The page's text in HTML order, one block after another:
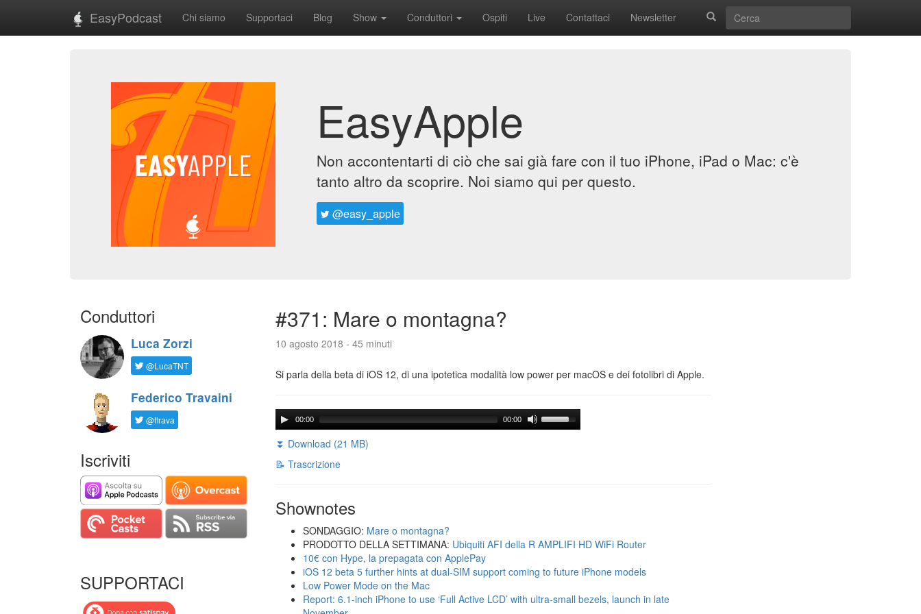
EasyPodcast Chi siamo Supportaci Blog Show Conduttori Ospiti Live Contattaci Newsletter
EasyApple
Non accontentarti di ciò che sai già fare con il tuo iPhone, iPad o Mac: c'è
tanto altro da scoprire. Noi siamo qui per questo.
@easy_apple
Conduttori
Luca Zorzi
@LucaTNT
Federico Travaini
@ftrava
Iscriviti
SUPPORTACI
#371: Mare o montagna?
10 agosto 2018 - 45 minuti
Si parla della beta di iOS 12, di una ipotetica modalità low power per macOS e dei fotolibri di Apple.
00:00 00:00
⏬ Download (21 MB)
📝 Trascrizione
Shownotes
SONDAGGIO: Mare o montagna?
PRODOTTO DELLA SETTIMANA: Ubiquiti AFI della R AMPLIFI HD WiFi Router
10€ con Hype, la prepagata con ApplePay
iOS 12 beta 5 further hints at dual-SIM support coming to future iPhone models
Low Power Mode on the Mac
Report: 6.1-inch iPhone to use ‘Full Active LCD’ with ultra-small bezels, launch in late